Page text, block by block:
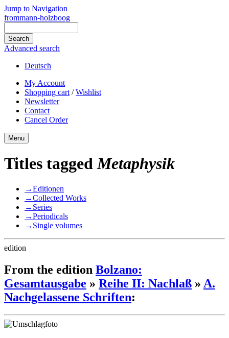
Jump to Navigation
frommann-holzboog
Advanced search
Deutsch
My Account
Shopping cart /Wishlist
Newsletter
Contact
Cancel Order
Menu
Titles taggedMetaphysik
→Editionen
→Collected Works
→ Series
→Periodicals
→ Single volumes
edition
From the edition Bolzano:
Gesamtausgabe » Reihe II: Nachlaß » A.
Nachgelassene Schriften: